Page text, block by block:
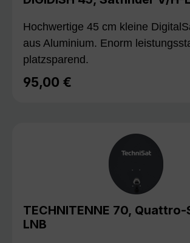
Hochwertige 45 cm kleine
aus Aluminium. Enorm
platzsparend.
Regulärer Preis:
95,00 €
TECHNITENNE 70,
LNB